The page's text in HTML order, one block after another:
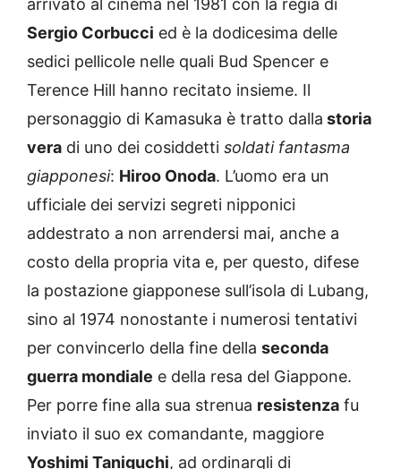
arrivato al cinema nel 1981 con la regia di
Sergio Corbucci ed è la dodicesima delle
sedici pellicole nelle quali Bud Spencer e
Terence Hill hanno recitato insieme. Il
personaggio di Kamasuka è tratto dalla storia
vera di uno dei cosiddetti soldati fantasma
giapponesi: Hiroo Onoda. L’uomo era un
ufficiale dei servizi segreti nipponici
addestrato a non arrendersi mai, anche a
costo della propria vita e, per questo, difese
la postazione giapponese sull’isola di Lubang,
sino al 1974 nonostante i numerosi tentativi
per convincerlo della fine della seconda
guerra mondiale e della resa del Giappone.
Per porre fine alla sua strenua resistenza fu
inviato il suo ex comandante, maggiore
Yoshimi Taniguchi, ad ordinargli di